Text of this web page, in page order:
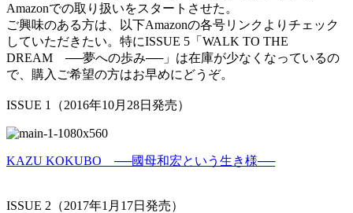
Amazonでの取り扱いをスタートさせた。
ご興味のある方は、以下Amazonの各号リンクよりチェック
していただきたい。特にISSUE 5「WALK TO THE
DREAM ──夢への歩み──」は在庫が少なくなっているの
で、購入ご希望の方はお早めにどうぞ。
ISSUE 1（2016年10月28日発売）
KAZU KOKUBO ──國母和宏という生き様──
ISSUE 2（2017年1月17日発売）